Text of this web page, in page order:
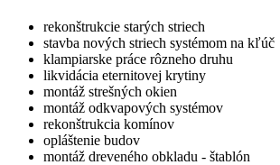
rekonštrukcie starých striech
stavba nových striech systémom na kľúč
klampiarske práce rôzneho druhu
likvidácia eternitovej krytiny
montáž strešných okien
montáž odkvapových systémov
rekonštrukcia komínov
opláštenie budov
montáž dreveného obkladu - štablón